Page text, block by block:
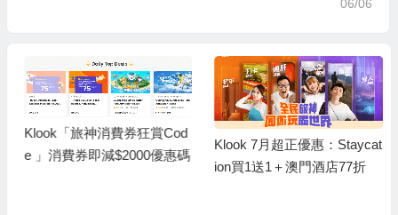
06/06
Klook「旅神消費券狂賞Cod
e 」消費券即減$2000優惠碼
Klook 7月超正優惠：Staycat
ion買1送1＋澳門酒店77折